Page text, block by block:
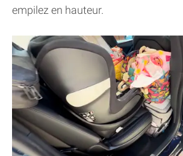
empilez en hauteur.